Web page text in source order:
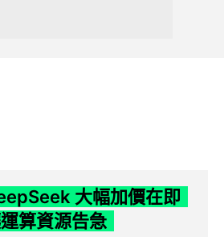
大幅加價在即
算資源告急